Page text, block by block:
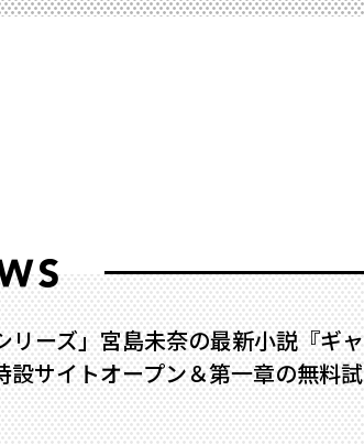
リーズ」宮島未奈の最新小説『ギャ
設サイトオープン＆第一章の無料試